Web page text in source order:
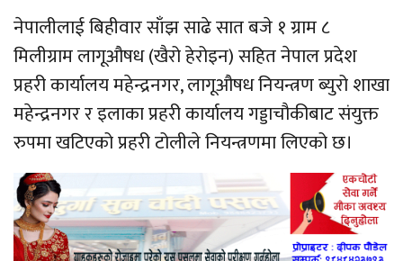
नेपालीलाई बिहीवार साँझ साढे सात बजे १ ग्राम ८
मिलीग्राम लागूऔषध (खैरो हेरोइन) सहित नेपाल प्रदेश
प्रहरी कार्यालय महेन्द्रनगर, लागूऔषध नियन्त्रण ब्युरो शाखा
महेन्द्रनगर र इलाका प्रहरी कार्यालय गड्डाचौकीबाट संयुक्त
रुपमा खटिएको प्रहरी टोलीले नियन्त्रणमा लिएको छ।